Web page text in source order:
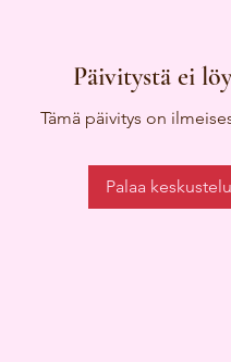
Päivitystä ei
Tämä päivitys on
Palaa